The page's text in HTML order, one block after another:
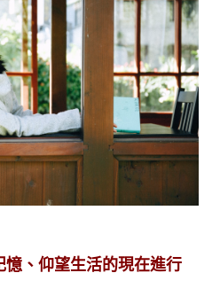
憶、仰望生活的現在進行